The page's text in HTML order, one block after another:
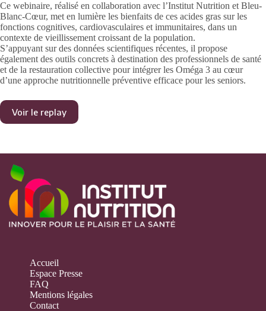
Ce webinaire, réalisé en collaboration avec l’Institut Nutrition et Bleu-
Blanc-Cœur, met en lumière les bienfaits de ces acides gras sur les
fonctions cognitives, cardiovasculaires et immunitaires, dans un
contexte de vieillissement croissant de la population.
S’appuyant sur des données scientifiques récentes, il propose
également des outils concrets à destination des professionnels de santé
et de la restauration collective pour intégrer les Oméga 3 au cœur
d’une approche nutritionnelle préventive efficace pour les seniors.
Voir le replay
Accueil
Espace Presse
FAQ
Mentions légales
Contact